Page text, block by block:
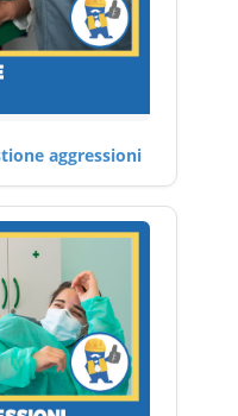
aggressioni